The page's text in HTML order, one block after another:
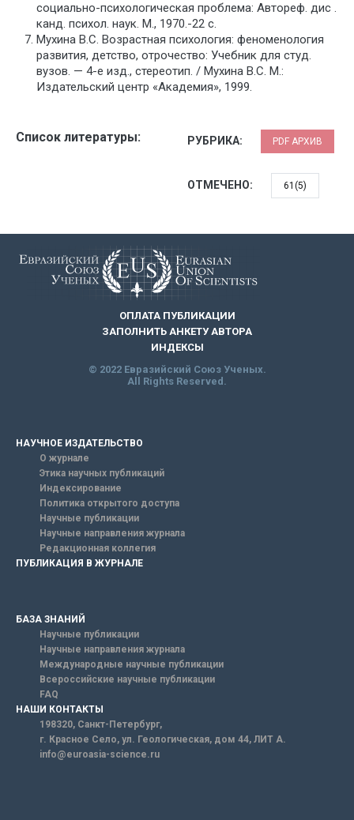
социально-психологическая проблема: Автореф. дис .
канд. психол. наук. М., 1970.-22 с.
Мухина В.С. Возрастная психология: феноменология
развития, детство, отрочество: Учебник для студ.
вузов. — 4-е изд., стереотип. / Мухина В.С. М.:
Издательский центр «Академия», 1999.
Список литературы: РУБРИКА: PDF АРХИВ
ОТМЕЧЕНО: 61(5)
ОПЛАТА ПУБЛИКАЦИИ
ЗАПОЛНИТЬ АНКЕТУ АВТОРА
ИНДЕКСЫ
© 2022 Евразийский Союз Ученых.
All Rights Reserved.
НАУЧНОЕ ИЗДАТЕЛЬСТВО
О журнале
Этика научных публикаций
Индексирование
Политика открытого доступа
Научные публикации
Научные направления журнала
Редакционная коллегия
ПУБЛИКАЦИЯ В ЖУРНАЛЕ
БАЗА ЗНАНИЙ
Научные публикации
Научные направления журнала
Международные научные публикации
Всероссийские научные публикации
FAQ
НАШИ КОНТАКТЫ
198320, Санкт-Петербург,
г. Красное Село, ул. Геологическая, дом 44, ЛИТ А.
info@euroasia-science.ru